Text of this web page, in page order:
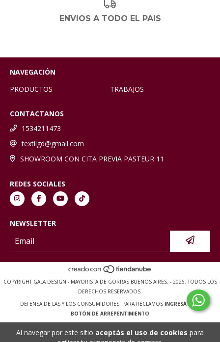
Al navegar por este sitio aceptás el uso de cookies para
ENVIOS A TODO EL PAIS
NAVEGACIÓN
PRODUCTOS
TRABAJOS
CONTACTANOS
1534211473
textilgd@gmail.com
SHOWROOM CON CITA PREVIA PASTEUR 11
REDES SOCIALES
NEWSLETTER
COPYRIGHT GALA DESIGN - MAYORISTA DE GORRAS BUENOS AIRES. - 2026. TODOS LOS
DERECHOS RESERVADOS.
DEFENSA DE LAS Y LOS CONSUMIDORES. PARA RECLAMOS INGRESÁ ACÁ.
BOTÓN DE ARREPENTIMIENTO